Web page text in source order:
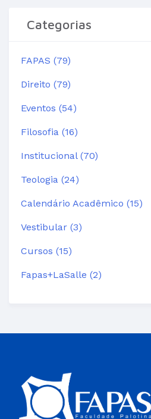
Categorias
FAPAS (79)
Direito (79)
Eventos (54)
Filosofia (16)
Institucional (70)
Teologia (24)
Calendário Acadêmico (15)
Vestibular (3)
Cursos (15)
Fapas+LaSalle (2)